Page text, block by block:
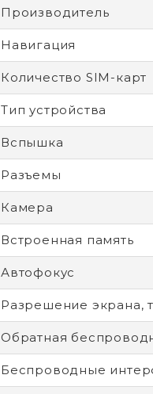
Производитель
Навигация
Количество SIM-карт
Тип устройства
Вспышка
Разъемы
Камера
Встроенная память
Автофокус
Разрешение экрана,
Обратная
Беспроводные